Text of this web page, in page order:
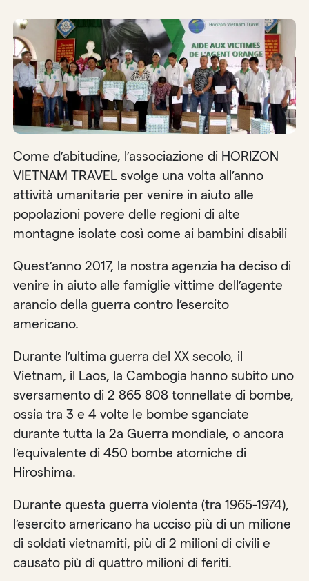
Come d’abitudine, l’associazione di HORIZON
VIETNAM TRAVEL svolge una volta all’anno
attività umanitarie per venire in aiuto alle
popolazioni povere delle regioni di alte
montagne isolate così come ai bambini disabili
Quest’anno 2017, la nostra agenzia ha deciso di
venire in aiuto alle famiglie vittime dell’agente
arancio della guerra contro l’esercito
americano.
Durante l’ultima guerra del XX secolo, il
Vietnam, il Laos, la Cambogia hanno subito uno
sversamento di 2 865 808 tonnellate di bombe,
ossia tra 3 e 4 volte le bombe sganciate
durante tutta la 2a Guerra mondiale, o ancora
l’equivalente di 450 bombe atomiche di
Hiroshima.
Durante questa guerra violenta (tra 1965-1974),
l’esercito americano ha ucciso più di un milione
di soldati vietnamiti, più di 2 milioni di civili e
causato più di quattro milioni di feriti.